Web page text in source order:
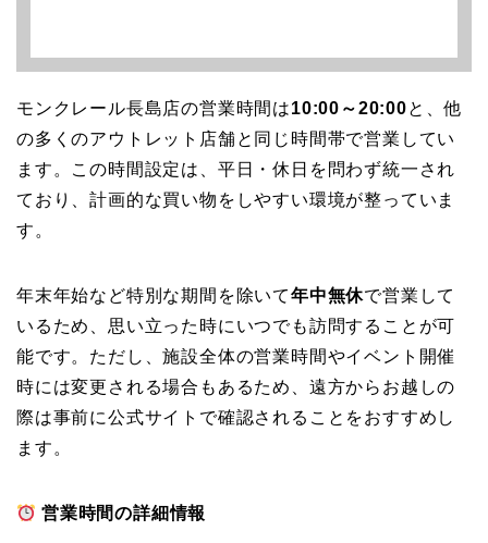
モンクレール長島店の営業時間は10:00～20:00と、他
の多くのアウトレット店舗と同じ時間帯で営業してい
ます。この時間設定は、平日・休日を問わず統一され
ており、計画的な買い物をしやすい環境が整っていま
す。
年末年始など特別な期間を除いて年中無休で営業して
いるため、思い立った時にいつでも訪問することが可
能です。ただし、施設全体の営業時間やイベント開催
時には変更される場合もあるため、遠方からお越しの
際は事前に公式サイトで確認されることをおすすめし
ます。
営業時間の詳細情報